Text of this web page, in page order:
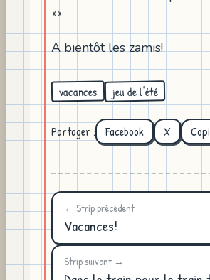
**
A bientôt les zamis!
vacances jeu de l'été
Partager : Facebook X
← Strip précédent
Vacances!
Strip suivant →